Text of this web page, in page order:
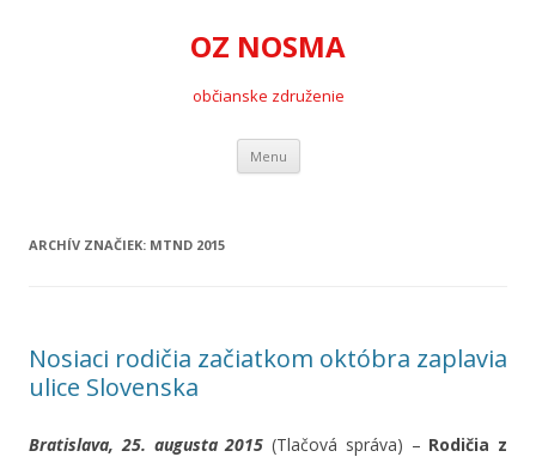
OZ NOSMA
občianske združenie
Menu Preskočiť
obsah
ARCHÍV ZNAČIEK: MTND 2015
Nosiaci rodičia začiatkom októbra zaplavia
ulice Slovenska
Bratislava, 25. augusta 2015 (Tlačová správa) – Rodičia z